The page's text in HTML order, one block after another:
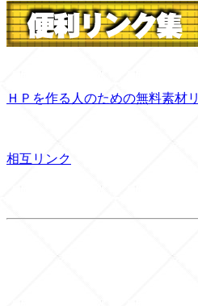
ＨＰを作る人のための無料素材
相互リンク